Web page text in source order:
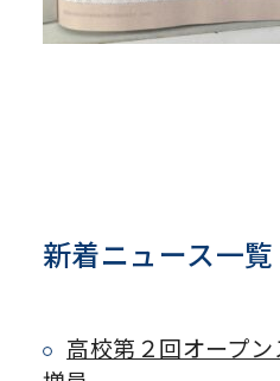
新着ニュース一覧
高校第２回オープ